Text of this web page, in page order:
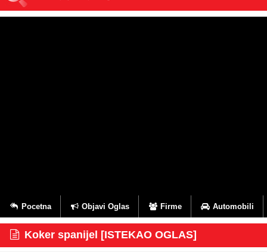
Pocetna Objavi Oglas Firme Automobili
Koker spanijel [ISTEKAO OGLAS]